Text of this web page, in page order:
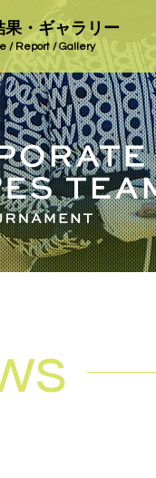
果・ギャラリー
/ Report / Gallery